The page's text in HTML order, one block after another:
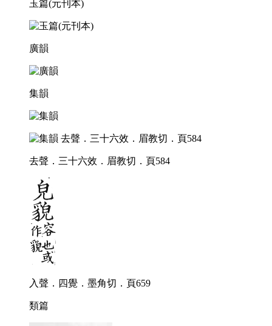
玉篇(元刊本)
廣韻
集韻
去聲．三十六效．眉教切．頁584
入聲．四覺．墨角切．頁659
類篇